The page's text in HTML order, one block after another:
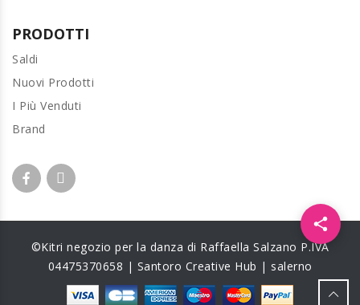
PRODOTTI
Saldi
Nuovi Prodotti
I Più Venduti
Brand
©Kitri negozio per la danza di Raffaella Salzano P.IVA
04475370658 | Santoro Creative Hub | salerno
Apri i